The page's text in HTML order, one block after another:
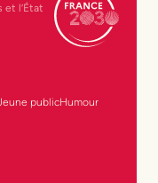
et l’État
publicHumour